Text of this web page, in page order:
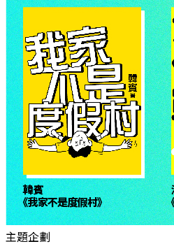
主題企劃